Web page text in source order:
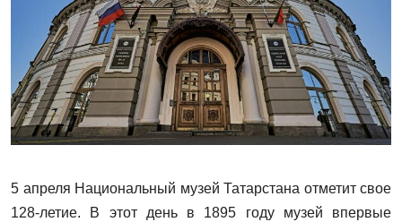
5 апреля Национальный музей Татарстана отметит свое
128-летие. В этот день в 1895 году музей впервые